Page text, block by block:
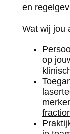
en
Wat wij jou
op